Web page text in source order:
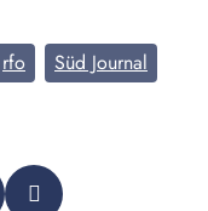
rfo
Süd Journal